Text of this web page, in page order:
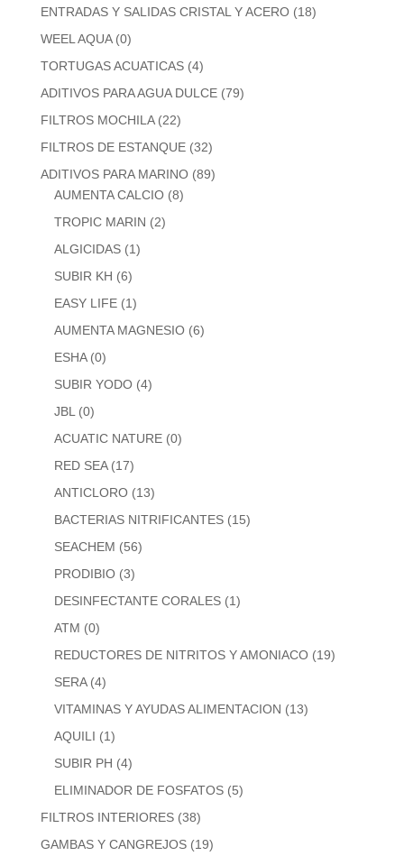
ENTRADAS Y SALIDAS CRISTAL Y ACERO (18)
WEEL AQUA (0)
TORTUGAS ACUATICAS (4)
ADITIVOS PARA AGUA DULCE (79)
FILTROS MOCHILA (22)
FILTROS DE ESTANQUE (32)
ADITIVOS PARA MARINO (89)
AUMENTA CALCIO (8)
TROPIC MARIN (2)
ALGICIDAS (1)
SUBIR KH (6)
EASY LIFE (1)
AUMENTA MAGNESIO (6)
ESHA (0)
SUBIR YODO (4)
JBL (0)
ACUATIC NATURE (0)
RED SEA (17)
ANTICLORO (13)
BACTERIAS NITRIFICANTES (15)
SEACHEM (56)
PRODIBIO (3)
DESINFECTANTE CORALES (1)
ATM (0)
REDUCTORES DE NITRITOS Y AMONIACO (19)
SERA (4)
VITAMINAS Y AYUDAS ALIMENTACION (13)
AQUILI (1)
SUBIR PH (4)
ELIMINADOR DE FOSFATOS (5)
FILTROS INTERIORES (38)
GAMBAS Y CANGREJOS (19)